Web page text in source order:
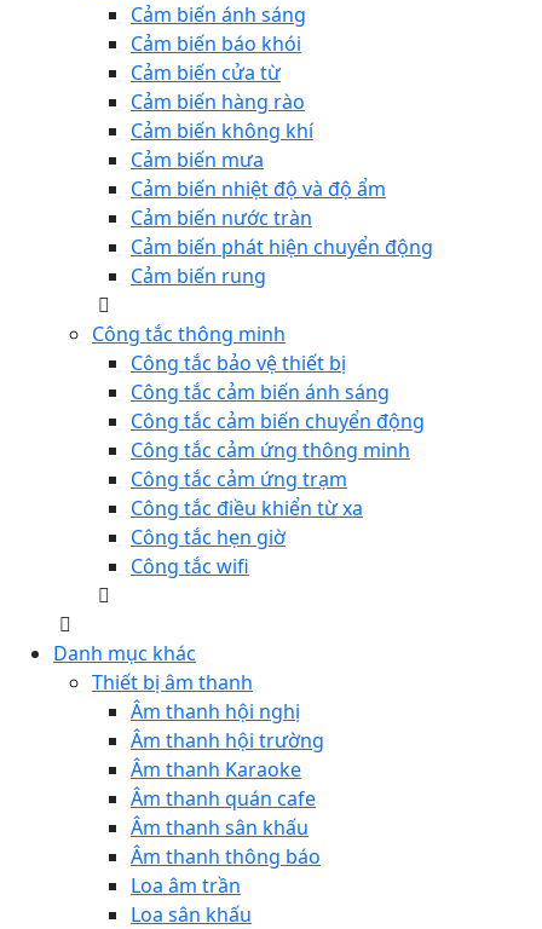
Cảm biến ánh sáng
Cảm biến báo khói
Cảm biến cửa từ
Cảm biến hàng rào
Cảm biến không khí
Cảm biến mưa
Cảm biến nhiệt độ và độ ẩm
Cảm biến nước tràn
Cảm biến phát hiện chuyển động
Cảm biến rung
Công tắc thông minh
Công tắc bảo vệ thiết bị
Công tắc cảm biến ánh sáng
Công tắc cảm biến chuyển động
Công tắc cảm ứng thông minh
Công tắc cảm ứng trạm
Công tắc điều khiển từ xa
Công tắc hẹn giờ
Công tắc wifi
Danh mục khác
Thiết bị âm thanh
Âm thanh hội nghị
Âm thanh hội trường
Âm thanh Karaoke
Âm thanh quán cafe
Âm thanh sân khấu
Âm thanh thông báo
Loa âm trần
Loa sân khấu